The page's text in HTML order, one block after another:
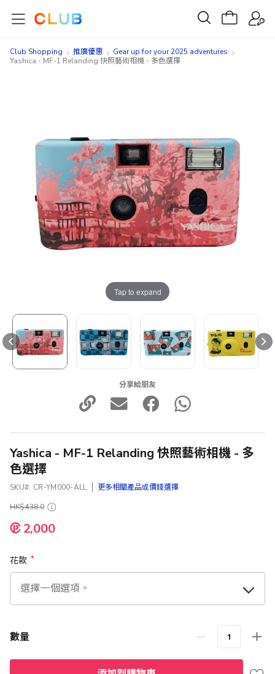
Club Shopping 推廣優惠
Gear up for your 2025 adventures
Yashica - MF-1 Relanding 快照藝術相機 - 多色選擇
gallery
gallery
Tap to expand
分享給朋友
Yashica - MF-1 Relanding 快照藝術相機 - 多
色選擇
SKU CR-YM000-ALL
更多相關產品或價錢選擇
HK$438.0
2,000
花款
數量